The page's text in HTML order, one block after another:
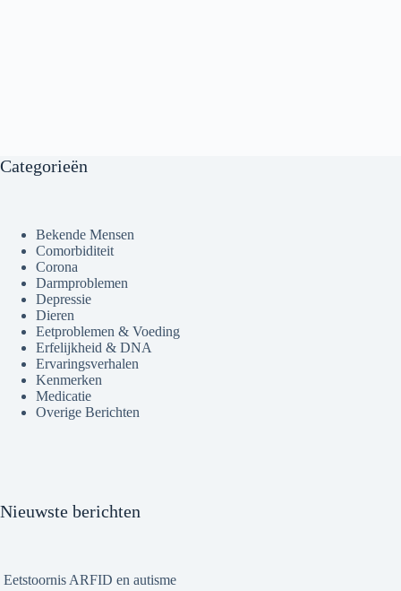
Categorieën
Bekende Mensen
Comorbiditeit
Corona
Darmproblemen
Depressie
Dieren
Eetproblemen & Voeding
Erfelijkheid & DNA
Ervaringsverhalen
Kenmerken
Medicatie
Overige Berichten
Nieuwste berichten
Eetstoornis ARFID en autisme